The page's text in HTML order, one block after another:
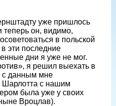
уже пришлось
он, видимо,
в польской
эти последние
дни я уже не мог.
я решил выехать в
с данным мне
с нашим
была уже у своих
Вроцлав).